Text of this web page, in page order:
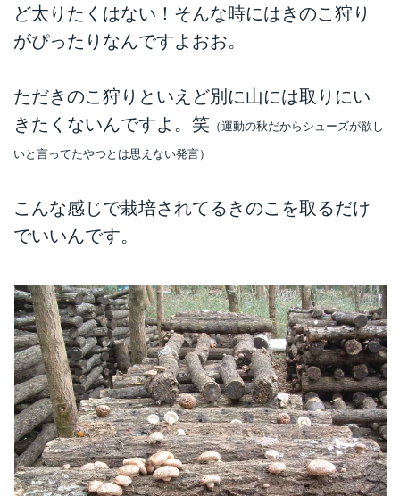
一般の人が簡単に使える、カロリ
リーと栄養をコントロールする事
慣病予防に役立ちます。
ができます。
ど太りたくはない！そんな時にはきのこ狩り
がぴったりなんですよおお。
ただきのこ狩りといえど別に山には取りにい
きたくないんですよ。笑 （運動の秋だからシューズが欲し
いと言ってたやつとは思えない発言）
こんな感じで栽培されてるきのこを取るだけ
でいいんです。